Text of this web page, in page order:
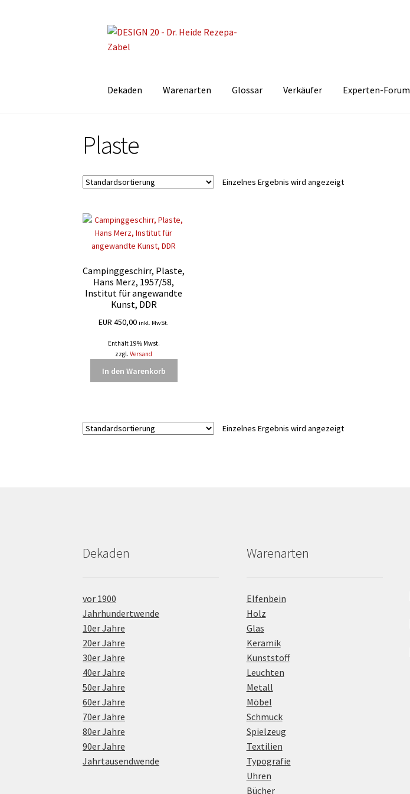
Zur
Navigation
Zum
Inhalt
Dekaden Warenarten Glossar Verkäufer Experten-Forum
Plaste
Einzelnes Ergebnis wird angezeigt
Campinggeschirr, Plaste,
Hans Merz, 1957/58,
Institut für angewandte
Kunst, DDR
EUR 450,00 inkl. MwSt.
Enthält 19% Mwst.
zzgl.Versand
In den Warenkorb
Einzelnes Ergebnis wird angezeigt
Dekaden
vor 1900
Jahrhundertwende
10er Jahre
20er Jahre
30er Jahre
40er Jahre
50er Jahre
60er Jahre
70er Jahre
80er Jahre
90er Jahre
Jahrtausendwende
Warenarten
Elfenbein
Holz
Glas
Keramik
Kunststoff
Leuchten
Metall
Möbel
Schmuck
Spielzeug
Textilien
Typografie
Uhren
Bücher